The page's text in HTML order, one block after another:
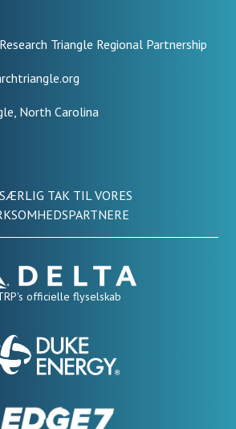
Triangle Regional Partnership
North Carolina
TAK TIL VORES
officielle flyselskab